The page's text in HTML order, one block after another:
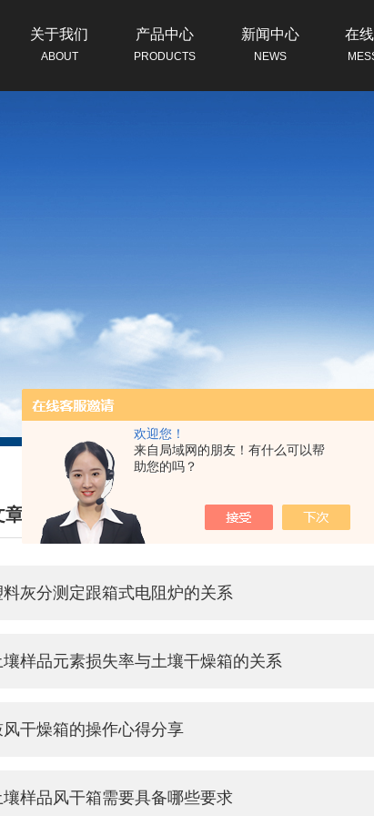
欢迎您！
来自局域网的朋友！有什么可以帮
助您的吗？
关于我们
ABOUT
产品中心
PRODUCTS
新闻中心
NEWS
在
章
ARTICLES
料灰分测定跟箱式电阻炉的关系
壤样品元素损失率与土壤干燥箱的关系
风干燥箱的操作心得分享
壤样品风干箱需要具备哪些要求